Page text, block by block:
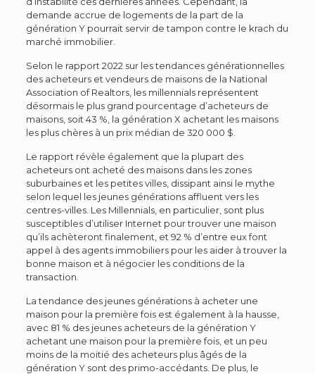
demande accrue de logements de la part de la
génération Y pourrait servir de tampon contre le krach du
marché immobilier.
Selon le rapport 2022 sur les tendances générationnelles
des acheteurs et vendeurs de maisons de la National
Association of Realtors, les millennials représentent
désormais le plus grand pourcentage d’acheteurs de
maisons, soit 43 %, la génération X achetant les maisons
les plus chères à un prix médian de 320 000 $.
Le rapport révèle également que la plupart des
acheteurs ont acheté des maisons dans les zones
suburbaines et les petites villes, dissipant ainsi le mythe
selon lequel les jeunes générations affluent vers les
centres-villes. Les Millennials, en particulier, sont plus
susceptibles d’utiliser Internet pour trouver une maison
qu’ils achèteront finalement, et 92 % d’entre eux font
appel à des agents immobiliers pour les aider à trouver la
bonne maison et à négocier les conditions de la
transaction.
La tendance des jeunes générations à acheter une
maison pour la première fois est également à la hausse,
avec 81 % des jeunes acheteurs de la génération Y
achetant une maison pour la première fois, et un peu
moins de la moitié des acheteurs plus âgés de la
génération Y sont des primo-accédants. De plus, le